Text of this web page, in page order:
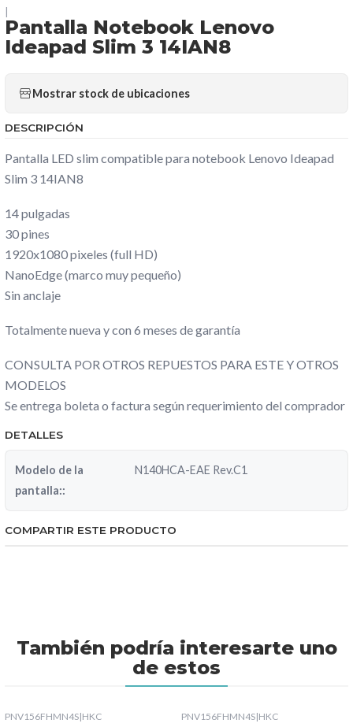
Pantalla Notebook Lenovo
Ideapad Slim 3 14IAN8
Mostrar stock de ubicaciones
DESCRIPCIÓN
Pantalla LED slim compatible para notebook Lenovo Ideapad
Slim 3 14IAN8
14 pulgadas
30 pines
1920x1080 pixeles (full HD)
NanoEdge (marco muy pequeño)
Sin anclaje
Totalmente nueva y con 6 meses de garantía
CONSULTA POR OTROS REPUESTOS PARA ESTE Y OTROS
MODELOS
Se entrega boleta o factura según requerimiento del comprador
DETALLES
Modelo de la
pantalla::
N140HCA-EAE Rev.C1
COMPARTIR ESTE PRODUCTO
También podría interesarte uno
de estos
PNV156FHMN4S|HKC PNV156FHMN4S|HKC